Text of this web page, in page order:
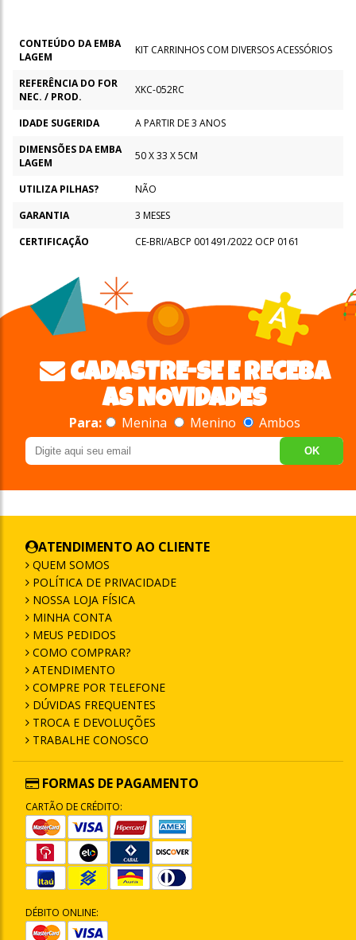
CONTEÚDO DA EMBA
LAGEM
KIT CARRINHOS COM DIVERSOS ACESSÓRIOS
REFERÊNCIA DO FOR
NEC. / PROD.
XKC-052RC
IDADE SUGERIDA
A PARTIR DE 3 ANOS
DIMENSÕES DA EMBA
LAGEM
50 X 33 X 5CM
UTILIZA PILHAS?
NÃO
GARANTIA
3 MESES
CERTIFICAÇÃO
CE-BRI/ABCP 001491/2022 OCP 0161
CADASTRE-SE E RECEBA
AS NOVIDADES
Para: Menina Menino Ambos
OK
ATENDIMENTO AO CLIENTE
QUEM SOMOS
POLÍTICA DE PRIVACIDADE
NOSSA LOJA FÍSICA
MINHA CONTA
MEUS PEDIDOS
COMO COMPRAR?
ATENDIMENTO
COMPRE POR TELEFONE
DÚVIDAS FREQUENTES
TROCA E DEVOLUÇÕES
TRABALHE CONOSCO
FORMAS DE PAGAMENTO
CARTÃO DE CRÉDITO:
DÉBITO ONLINE: